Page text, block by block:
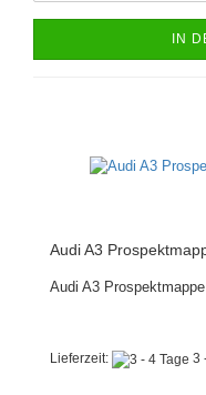
IN
Audi A3
Audi A3
Lieferzeit: 3